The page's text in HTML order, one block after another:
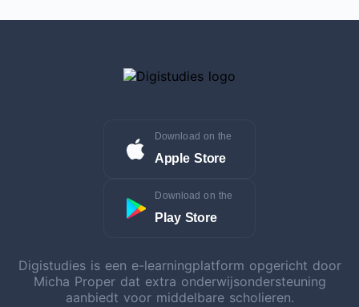
Download on the
Apple Store
Download on the
Play Store
Digistudies is een e-learningplatform opgericht door
Micha Proper dat extra onderwijsondersteuning
aanbiedt voor middelbare scholieren.